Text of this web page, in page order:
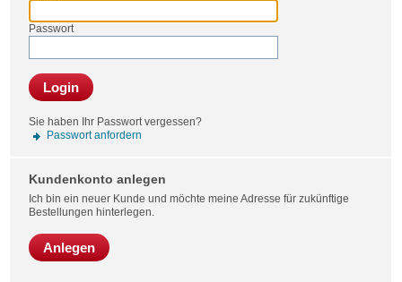
Passwort
Login
Sie haben Ihr Passwort vergessen?
Passwort anfordern
Kundenkonto anlegen
Ich bin ein neuer Kunde und möchte meine Adresse für zukünftige
Bestellungen hinterlegen.
Anlegen